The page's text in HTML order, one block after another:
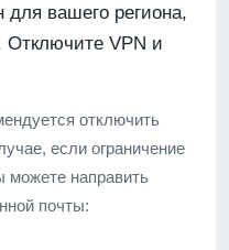
для вашего региона,
Отключите VPN и
отключить
если ограничение
направить
почты: